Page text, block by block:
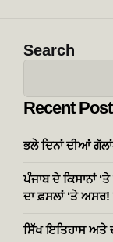
Search
Recent
ਭਲੇ ਦਿਨਾਂ ਦੀਆਂ
ਪੰਜਾਬ ਦੇ ਕਿਸਾਨਾਂ
ਦਾ ਫ਼ਸਲਾਂ ‘ਤੇ ਅਸਰ!
ਸਿੱਖ ਇਤਿਹਾਸ ਅਤੇ